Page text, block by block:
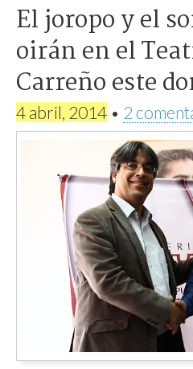
El joropo y el
oirán en el
Carreño este
4 abril, 2014 • 2